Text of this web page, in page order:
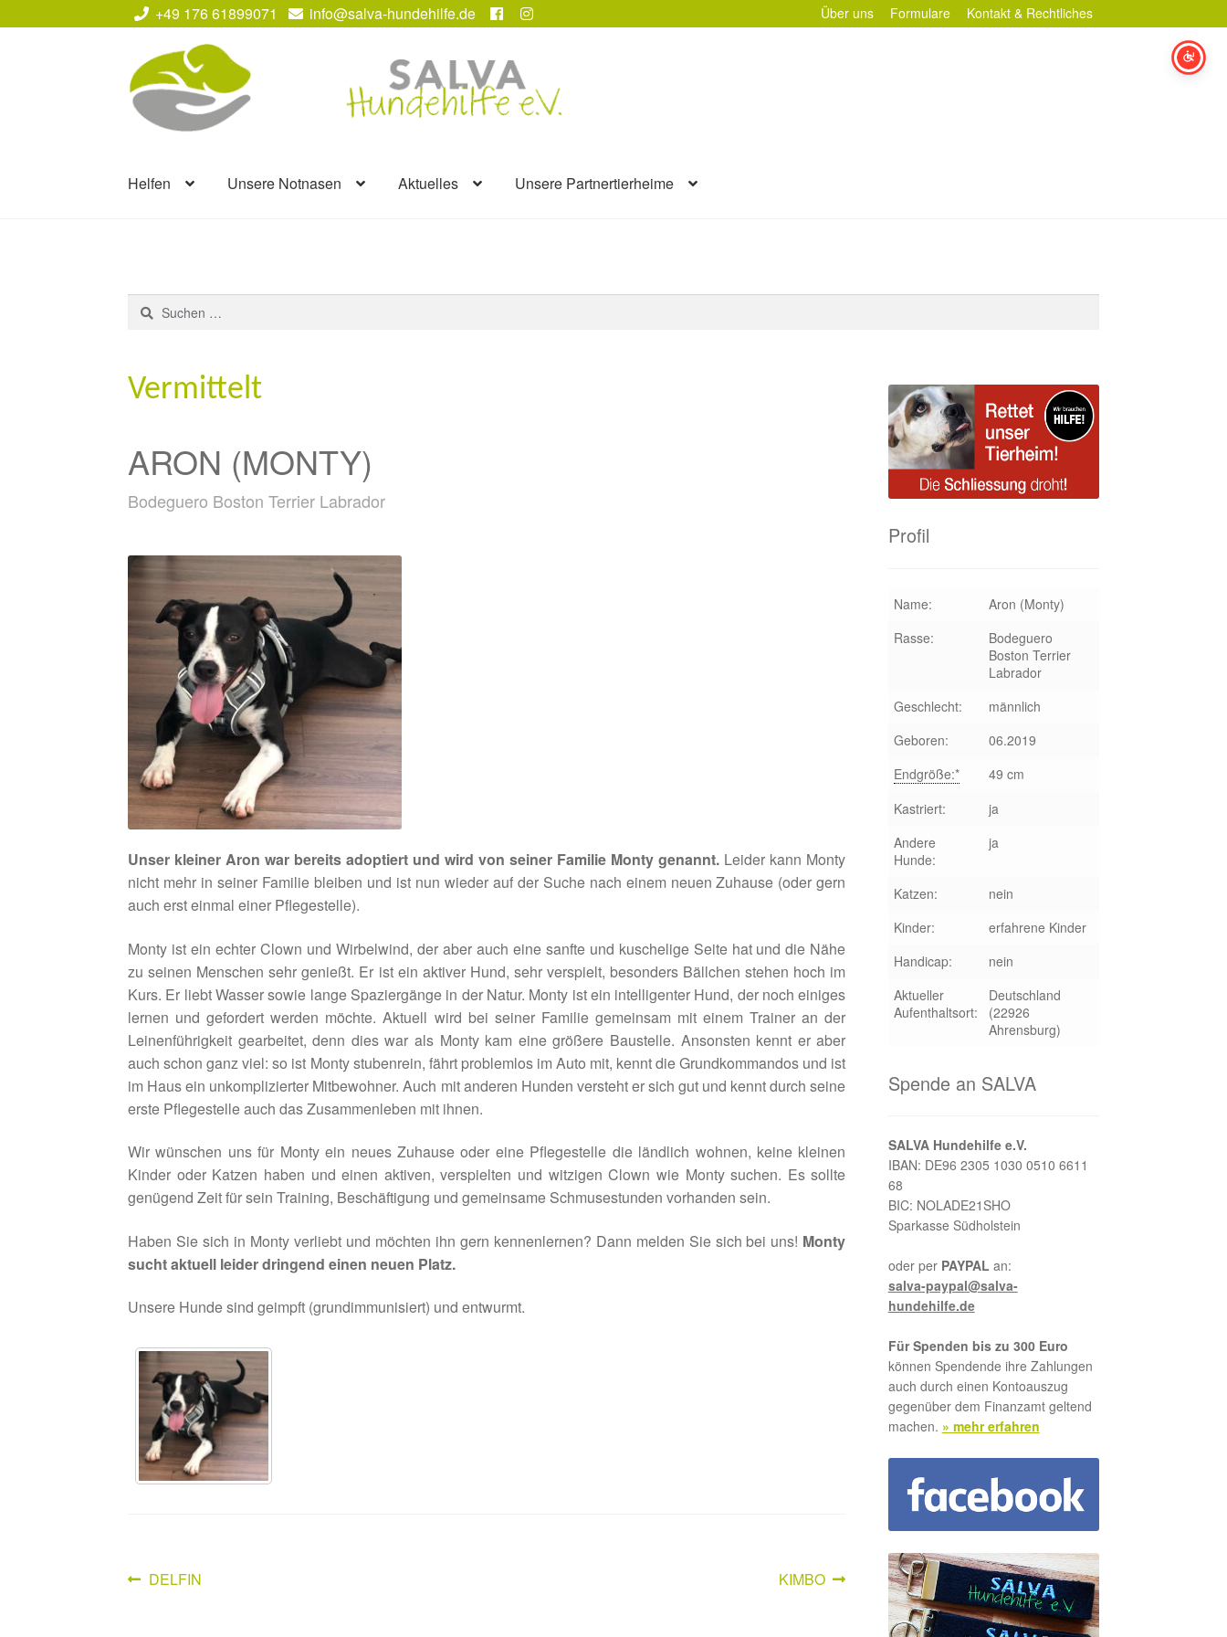
+49 176 61899071 info@salva-hundehilfe.de Über uns Formulare Kontakt & Rechtliches
Navigation
springen
Zum
Inhalt
springen
Helfen Unsere Notnasen Aktuelles Unsere Partnertierheime
Suchen
nach:
Vermittelt
ARON (MONTY)
Bodeguero Boston Terrier Labrador
Unser kleiner Aron war bereits adoptiert und wird von seiner Familie Monty genannt. Leider kann Monty
nicht mehr in seiner Familie bleiben und ist nun wieder auf der Suche nach einem neuen Zuhause (oder gern
auch erst einmal einer Pflegestelle).
Monty ist ein echter Clown und Wirbelwind, der aber auch eine sanfte und kuschelige Seite hat und die Nähe
zu seinen Menschen sehr genießt. Er ist ein aktiver Hund, sehr verspielt, besonders Bällchen stehen hoch im
Kurs. Er liebt Wasser sowie lange Spaziergänge in der Natur. Monty ist ein intelligenter Hund, der noch einiges
lernen und gefordert werden möchte. Aktuell wird bei seiner Familie gemeinsam mit einem Trainer an der
Leinenführigkeit gearbeitet, denn dies war als Monty kam eine größere Baustelle. Ansonsten kennt er aber
auch schon ganz viel: so ist Monty stubenrein, fährt problemlos im Auto mit, kennt die Grundkommandos und ist
im Haus ein unkomplizierter Mitbewohner. Auch mit anderen Hunden versteht er sich gut und kennt durch seine
erste Pflegestelle auch das Zusammenleben mit ihnen.
Wir wünschen uns für Monty ein neues Zuhause oder eine Pflegestelle die ländlich wohnen, keine kleinen
Kinder oder Katzen haben und einen aktiven, verspielten und witzigen Clown wie Monty suchen. Es sollte
genügend Zeit für sein Training, Beschäftigung und gemeinsame Schmusestunden vorhanden sein.
Haben Sie sich in Monty verliebt und möchten ihn gern kennenlernen? Dann melden Sie sich bei uns! Monty
sucht aktuell leider dringend einen neuen Platz.
Unsere Hunde sind geimpft (grundimmunisiert) und entwurmt.
Beitragsnavigation
Vorheriger
DELFIN
Nächster
KIMBO
Profil
Name:
Aron (Monty)
Rasse:
Bodeguero
Boston Terrier
Labrador
Geschlecht:
männlich
Geboren:
06.2019
Endgröße:*
49 cm
Kastriert:
ja
Andere
Hunde:
ja
Katzen:
nein
Kinder:
erfahrene Kinder
Handicap:
nein
Aktueller
Aufenthaltsort:
Deutschland
(22926
Ahrensburg)
Spende an SALVA
SALVA Hundehilfe e.V.
IBAN: DE96 2305 1030 0510 6611
68
BIC: NOLADE21SHO
Sparkasse Südholstein
oder per PAYPAL an:
salva-paypal@salva-
hundehilfe.de
Für Spenden bis zu 300 Euro
können Spendende ihre Zahlungen
auch durch einen Kontoauszug
gegenüber dem Finanzamt geltend
machen. » mehr erfahren